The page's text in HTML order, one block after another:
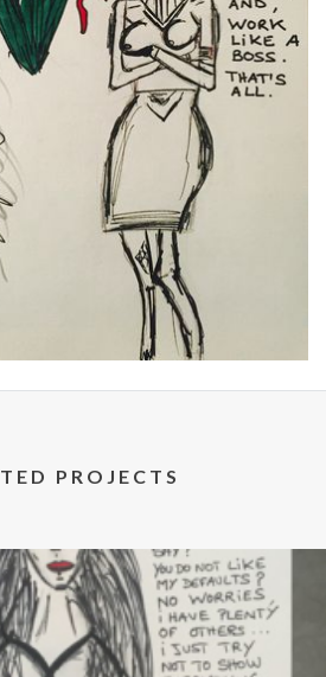
PROJECTS